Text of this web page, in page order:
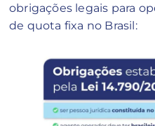
obrigações legais para
de quota fixa no Brasil: